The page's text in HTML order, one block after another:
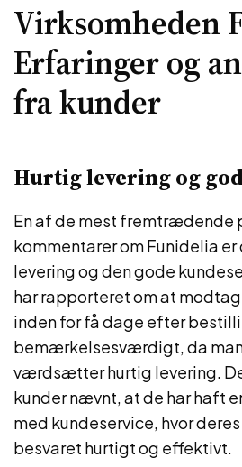
Virksomheden
Erfaringer og
fra kunder
Hurtig levering og
En af de mest fremtrædende
kommentarer om Funidelia er
levering og den gode
har rapporteret om at
inden for få dage efter
bemærkelsesværdigt, da
værdsætter hurtig levering.
kunder nævnt, at de har haft
med kundeservice, hvor
besvaret hurtigt og effektivt.